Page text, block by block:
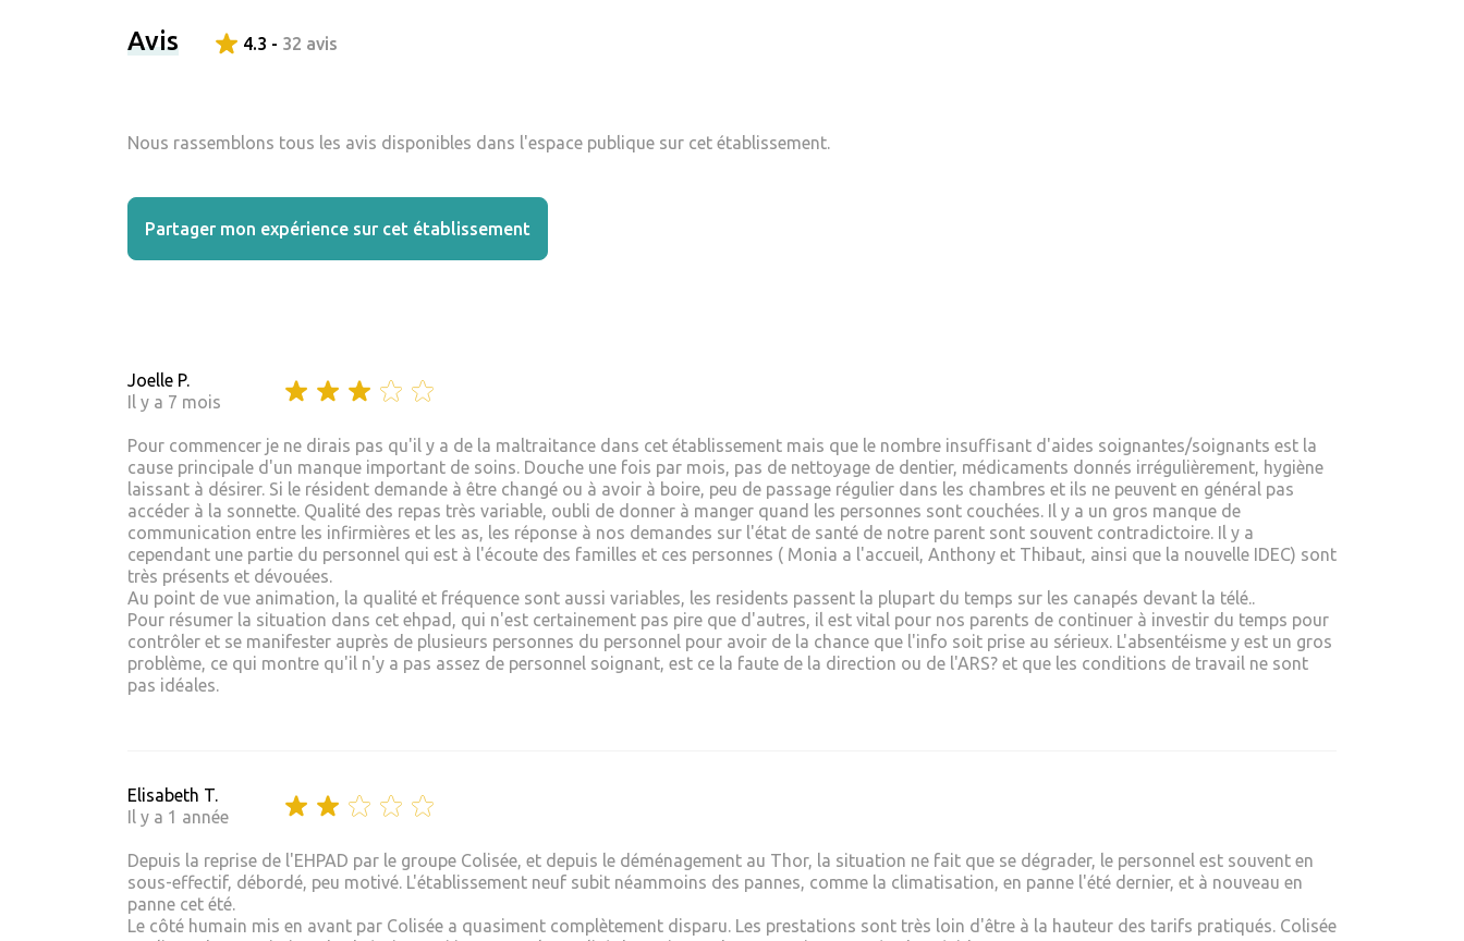
Avis 4.3 - 32 avis
Nous rassemblons tous les avis disponibles dans l'espace publique sur cet établissement.
Partager mon expérience sur cet établissement
Joelle P.
Il y a 7 mois
Pour commencer je ne dirais pas qu'il y a de la maltraitance dans cet établissement mais que le nombre insuffisant d'aides soignantes/soignants est la
cause principale d'un manque important de soins. Douche une fois par mois, pas de nettoyage de dentier, médicaments donnés irrégulièrement, hygiène
laissant à désirer. Si le résident demande à être changé ou à avoir à boire, peu de passage régulier dans les chambres et ils ne peuvent en général pas
accéder à la sonnette. Qualité des repas très variable, oubli de donner à manger quand les personnes sont couchées. Il y a un gros manque de
communication entre les infirmières et les as, les réponse à nos demandes sur l'état de santé de notre parent sont souvent contradictoire. Il y a
cependant une partie du personnel qui est à l'écoute des familles et ces personnes ( Monia a l'accueil, Anthony et Thibaut, ainsi que la nouvelle IDEC) sont
très présents et dévouées.
Au point de vue animation, la qualité et fréquence sont aussi variables, les residents passent la plupart du temps sur les canapés devant la télé..
Pour résumer la situation dans cet ehpad, qui n'est certainement pas pire que d'autres, il est vital pour nos parents de continuer à investir du temps pour
contrôler et se manifester auprès de plusieurs personnes du personnel pour avoir de la chance que l'info soit prise au sérieux. L'absentéisme y est un gros
problème, ce qui montre qu'il n'y a pas assez de personnel soignant, est ce la faute de la direction ou de l'ARS? et que les conditions de travail ne sont
pas idéales.
Elisabeth T.
Il y a 1 année
Depuis la reprise de l'EHPAD par le groupe Colisée, et depuis le déménagement au Thor, la situation ne fait que se dégrader, le personnel est souvent en
sous-effectif, débordé, peu motivé. L'établissement neuf subit néammoins des pannes, comme la climatisation, en panne l'été dernier, et à nouveau en
panne cet été.
Le côté humain mis en avant par Colisée a quasiment complètement disparu. Les prestations sont très loin d'être à la hauteur des tarifs pratiqués. Colisée